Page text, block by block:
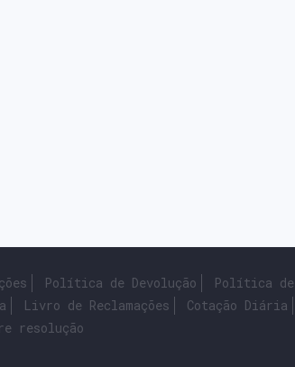
Política de Devolução
Política de
Livro de Reclamações Cotação Diária
resolução